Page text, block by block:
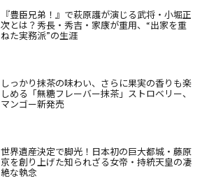
『豊臣兄弟！』で萩原護が演じる武将・小堀正
次とは？秀長・秀吉・家康が重用、“出家を重
ねた実務派”の生涯
しっかり抹茶の味わい、さらに果実の香りも楽
しめる「無糖フレーバー抹茶」ストロベリー、
マンゴー新発売
世界遺産決定で脚光！日本初の巨大都城・藤原
京を創り上げた知られざる女帝・持統天皇の凄
絶な執念